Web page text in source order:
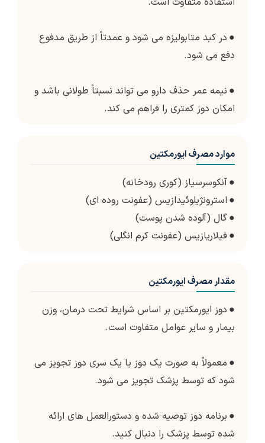
● در کبد متابولیزه می شود و عمدتاً از طریق مدفوع
دفع می شود.
● نیمه عمر حذف دارو می تواند نسبتاً طولانی باشد و
امکان دوز کمتری را فراهم می کند.
موارد مصرف ایورمکتین
●آنکوسرسیاز (کوری رودخانه)
● استرونژیلوئیدازیس (عفونت روده ای)
●گال (آلوده شدن پوست)
●فیلاریازیس (عفونت کرم انگلی)
مقدار مصرف ایورمکتین
● دوز ایورمکتین بر اساس شرایط تحت درمان، وزن
بیمار و سایر عوامل متفاوت است.
● معمولاً به صورت یک دوز یا یک سری دوز تجویز می
شود که توسط پزشک تجویز می شود.
● برنامه دوز توصیه شده و دستورالعمل های ارائه
شده توسط پزشک را دنبال کنید.